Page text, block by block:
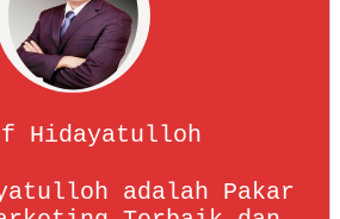
Hidayatulloh
adalah Pakar